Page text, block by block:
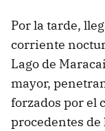
Por la tarde,
corriente
Lago de
mayor,
forzados por el
procedentes de